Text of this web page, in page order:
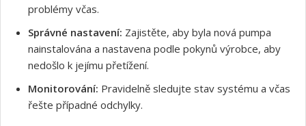
problémy včas.
Správné nastavení: Zajistěte, aby byla nová pumpa
nainstalována a nastavena podle pokynů výrobce, aby
nedošlo k jejímu přetížení.
Monitorování: Pravidelně sledujte stav systému a včas
řešte případné odchylky.